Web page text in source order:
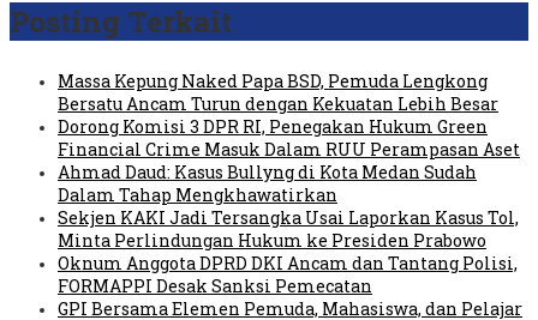
Posting Terkait
Massa Kepung Naked Papa BSD, Pemuda Lengkong
Bersatu Ancam Turun dengan Kekuatan Lebih Besar
Dorong Komisi 3 DPR RI, Penegakan Hukum Green
Financial Crime Masuk Dalam RUU Perampasan Aset
Ahmad Daud: Kasus Bullyng di Kota Medan Sudah
Dalam Tahap Mengkhawatirkan
Sekjen KAKI Jadi Tersangka Usai Laporkan Kasus Tol,
Minta Perlindungan Hukum ke Presiden Prabowo
Oknum Anggota DPRD DKI Ancam dan Tantang Polisi,
FORMAPPI Desak Sanksi Pemecatan
GPI Bersama Elemen Pemuda, Mahasiswa, dan Pelajar